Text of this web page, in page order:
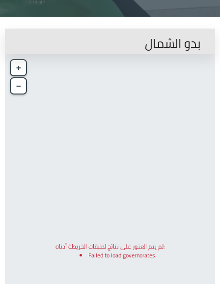
بدو الشمال
لم يتم العثور على نتائج لطبقات الخريطة أدناه:
Failed to load governorates.
+
−